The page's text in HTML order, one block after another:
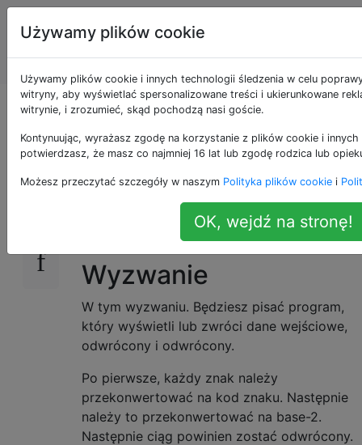
Programowanie
puzzli i Code
Golf
Odwróć i odwróć ciąg
27
Odwróć i odwróć
Wyzwanie
W tym wyzwaniu. Będziesz pisać program,
który wyświetli lub zwróci dane wejściowe,
odwrócony i odwrócony.
Po pierwsze, każdy znak należy
przekonwertować na kod znaku. Następnie
należy to przekonwertować na base-2.
Następnie ciąg powinien zostać odwrócony.
Używamy plików cookie
Używamy plików cookie i innych technologii śledzenia w celu
witryny, aby wyświetlać spersonalizowane treści i ukierunkowane
witrynie, i zrozumieć, skąd pochodzą nasi goście.
Kontynuując, wyrażasz zgodę na korzystanie z plików cookie i
potwierdzasz, że masz co najmniej 16 lat lub zgodę rodzica lub
Możesz przeczytać szczegóły w naszym Polityka plików cookie i
OK, wejdź na stronę!